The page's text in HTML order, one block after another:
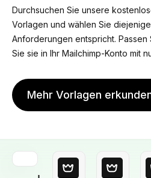
Durchsuchen Sie unsere
Vorlagen und wählen Sie
Anforderungen entspricht.
Sie sie in Ihr Mailchimp-Konto mit
Mehr Vorlagen